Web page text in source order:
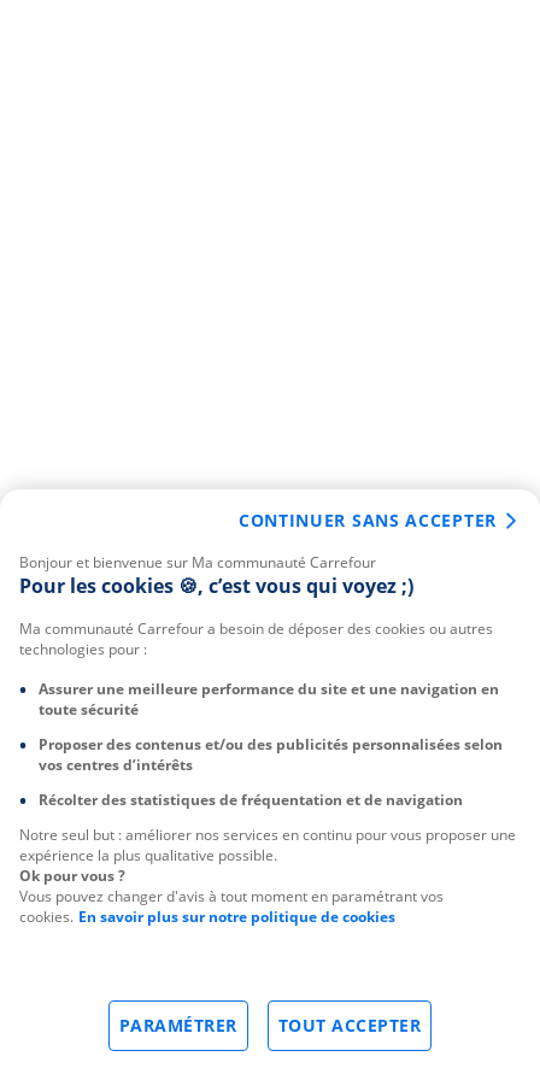
Bonjour et bienvenue sur Ma communauté Carrefour
Pour les cookies 🍪, c’est vous qui voyez ;)
Ma communauté Carrefour a besoin de déposer des cookies ou autres
technologies pour :
Assurer une meilleure performance du site et une navigation en
toute sécurité
Proposer des contenus et/ou des publicités personnalisées selon
vos centres d’intérêts
Récolter des statistiques de fréquentation et de navigation
Notre seul but : améliorer nos services en continu pour vous proposer une
expérience la plus qualitative possible.
Ok pour vous ?
Vous pouvez changer d'avis à tout moment en paramétrant vos
cookies. En savoir plus sur notre politique de cookies
TOUT ACCEPTER
PARAMÉTRER
CONTINUER SANS ACCEPTER